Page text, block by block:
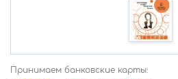
Принимаем банковские карты: